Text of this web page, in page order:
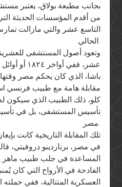
بجانب مطبعة بولاق، يعتبر
من أقدم المؤسسات الحديثة
التاسع عشر والتي مازالت تمارس
وتعود أصول المستشفى
باشا، الذي كان يحكم مصر
مقابلة هامة مع طبيب فرنسي
كلو، ذلك الطبيب الذي
تأسيس المستشفى، بل في
تلك المقابلة التاريخية كانت
في مصر، برناردينو دروفيتي،
المساعدة في جلب طبيب ماهر
الفادحة في الأرواح التي كان
العسكرية المتتالية، ففي